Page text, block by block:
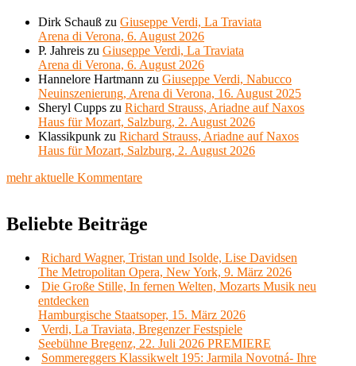
Dirk Schauß zu Giuseppe Verdi, La Traviata
Arena di Verona, 6. August 2026
P. Jahreis zu Giuseppe Verdi, La Traviata
Arena di Verona, 6. August 2026
Hannelore Hartmann zu Giuseppe Verdi, Nabucco
Neuinszenierung, Arena di Verona, 16. August 2025
Sheryl Cupps zu Richard Strauss, Ariadne auf Naxos
Haus für Mozart, Salzburg, 2. August 2026
Klassikpunk zu Richard Strauss, Ariadne auf Naxos
Haus für Mozart, Salzburg, 2. August 2026
mehr aktuelle Kommentare
Beliebte Beiträge
Richard Wagner, Tristan und Isolde, Lise Davidsen
The Metropolitan Opera, New York, 9. März 2026
Die Große Stille, In fernen Welten, Mozarts Musik neu
entdecken
Hamburgische Staatsoper, 15. März 2026
Verdi, La Traviata, Bregenzer Festspiele
Seebühne Bregenz, 22. Juli 2026 PREMIERE
Sommereggers Klassikwelt 195: Jarmila Novotná- Ihre